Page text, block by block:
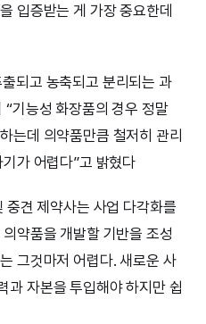
입증받는 게 가장 중요한데
되고 농축되고 분리되는 과
기능성 화장품의 경우 정말
는데 의약품만큼 철저히 관리
가 어렵다”고 밝혔다
중견 제약사는 사업 다각화를
약품을 개발할 기반을 조성
그것마저 어렵다. 새로운 사
과 자본을 투입해야 하지만 쉽